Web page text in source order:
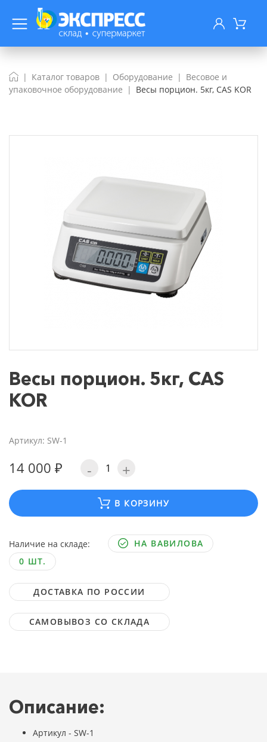
Каталог товаров Оборудование
Весовое и
упаковочное оборудование
Весы порцион. 5кг, CAS KOR
Весы порцион. 5кг, CAS
KOR
Артикул: SW-1
14 000 ₽ - +
В КОРЗИНУ
Наличие на складе:
НА ВАВИЛОВА
0 ШТ.
ДОСТАВКА ПО РОССИИ
САМОВЫВОЗ СО СКЛАДА
Описание:
Артикул - SW-1